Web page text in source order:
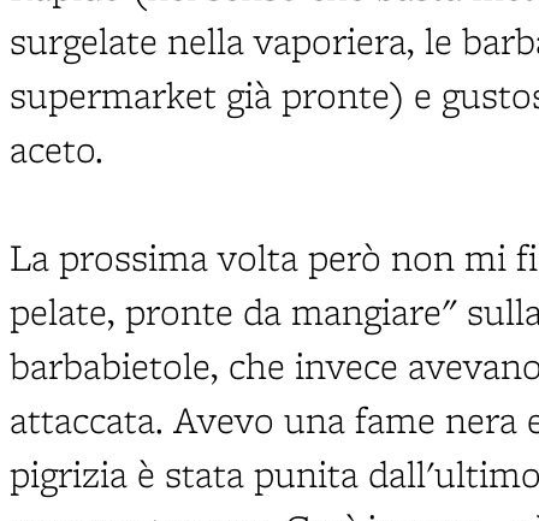
surgelate nella vaporiera, le
supermarket già pronte) e
aceto.
La prossima volta però non mi
pelate, pronte da mangiare"
barbabietole, che invece
attaccata. Avevo una fame
pigrizia è stata punita